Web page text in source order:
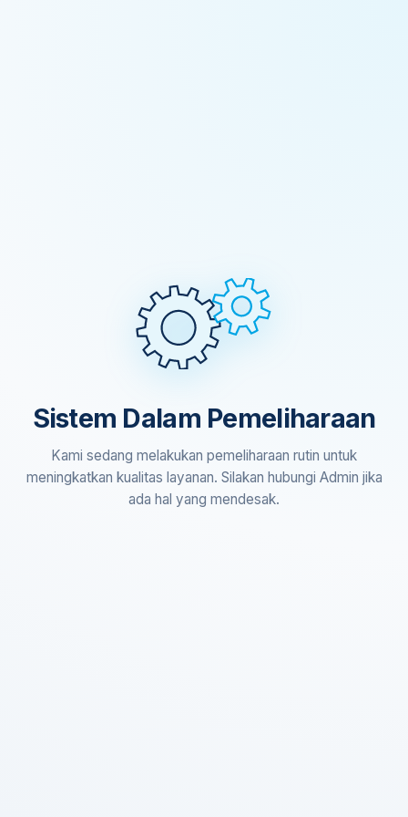
Sistem Dalam Pemeliharaan
Kami sedang melakukan pemeliharaan rutin untuk
meningkatkan kualitas layanan. Silakan hubungi Admin jika
ada hal yang mendesak.